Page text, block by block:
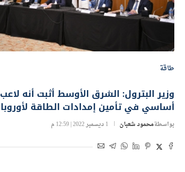
طاقة
وزير البترول: الشرق الأوسط أثبت أنه لاعب
أساسي في تأمين إمدادات الطاقة لأوروبا
بواسطةمحمود شعبان 1 ديسمبر 2022 | 12:59 م